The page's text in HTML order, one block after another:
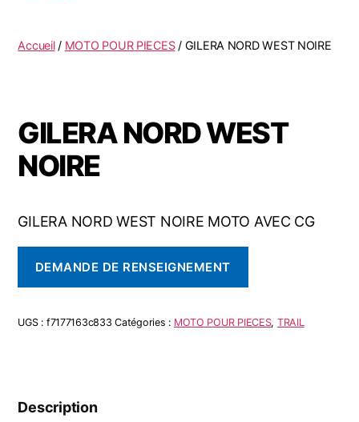
Accueil/ MOTO POUR PIECES/ GILERA NORD WEST NOIRE
GILERA NORD WEST
NOIRE
GILERA NORD WEST NOIRE MOTO AVEC CG
DEMANDE DE RENSEIGNEMENT
UGS : f7177163c833 Catégories : MOTO POUR PIECES, TRAIL
Description